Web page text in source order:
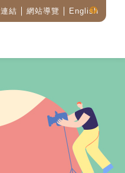
結 網站導覽 English